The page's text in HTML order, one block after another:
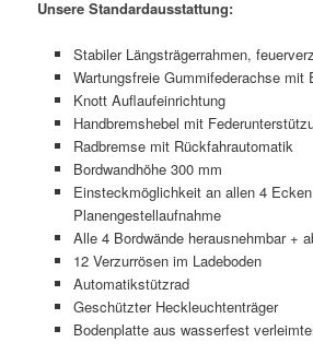
Unsere Standardausstattung:
Stabiler Längsträgerrahmen,
Wartungsfreie Gummifederachse mit
Knott Auflaufeinrichtung
Handbremshebel mit
Radbremse mit Rückfahrautomatik
Bordwandhöhe 300 mm
Einsteckmöglichkeit an allen 4
Planengestellaufnahme
Alle 4 Bordwände herausnehmbar +
12 Verzurrösen im Ladeboden
Automatikstützrad
Geschützter Heckleuchtenträger
Bodenplatte aus wasserfest